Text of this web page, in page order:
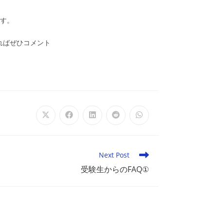
。
ぜひコメント
Opens Opens Opens Opens Opens
Next Post
受験生からのFAQ①